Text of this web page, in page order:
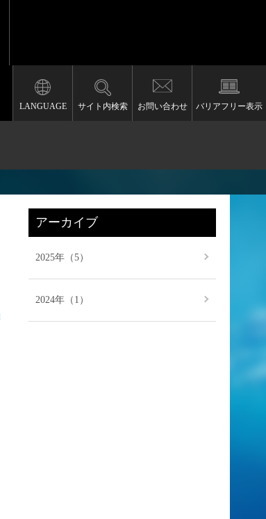
LANGUAGE サイト内検索 お問い合わせ バリアフリー表示
アーカイブ
2025年（5）
2024年（1）